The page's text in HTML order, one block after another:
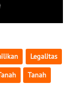
Legalitas
Tanah